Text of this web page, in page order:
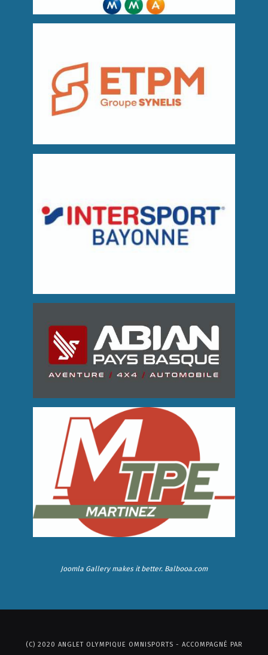
Joomla Gallerymakes it better. Balbooa.com
(C) 2020 ANGLET OLYMPIQUE OMNISPORTS - ACCOMPAGNÉ PAR